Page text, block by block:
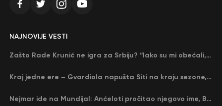
NAJNOVIJE VESTI
Zašto Rade Krunić ne igra za Srbiju? “Iako su mi obećali, niko me nije zvao…”
Kraj jedne ere – Gvardiola napušta Siti na kraju sezone, menja ga njegov nekadašnji rival
Nejmar ide na Mundijal: Anćeloti pročitao njegovo ime, Brazil u delirijumu (VIDEO)